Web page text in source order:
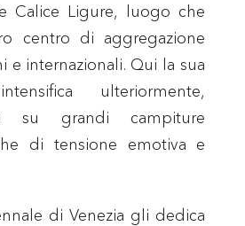
Calice Ligure, luogo che
centro di aggregazione
e internazionali. Qui la sua
ulteriormente,
su grandi campiture
di tensione emotiva e
di Venezia gli dedica